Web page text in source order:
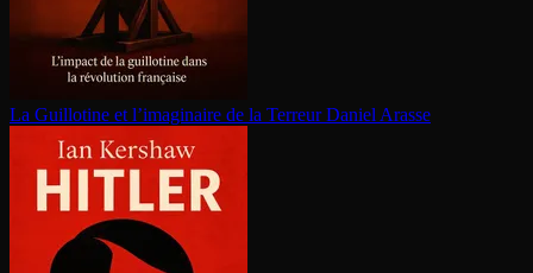
La Guillotine et l’imaginaire de la Terreur Daniel Arasse